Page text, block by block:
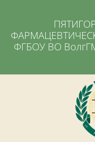
ФГБОУ ВО